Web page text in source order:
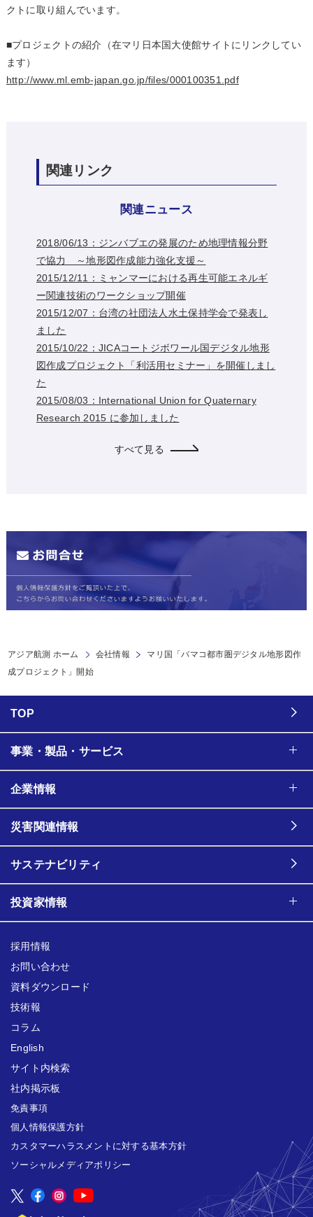
クトに取り組んでいます。
■プロジェクトの紹介（在マリ日本国大使館サイトにリンクしてい
ます）
http://www.ml.emb-japan.go.jp/files/000100351.pdf
関連リンク
関連ニュース
2018/06/13：ジンバブエの発展のため地理情報分野
で協力 ～地形図作成能力強化支援～
2015/12/11：ミャンマーにおける再生可能エネルギ
ー関連技術のワークショップ開催
2015/12/07：台湾の社団法人水土保持学会で発表し
ました
2015/10/22：JICAコートジボワール国デジタル地形
図作成プロジェクト「利活用セミナー」を開催しまし
た
2015/08/03：International Union for Quaternary
Research 2015 に参加しました
すべて見る
アジア航測 ホーム 会社情報
マリ国「バマコ都市圏デジタル地形図作
成プロジェクト」開始
TOP
事業・製品・サービス
企業情報
災害関連情報
サステナビリティ
投資家情報
採用情報
お問い合わせ
資料ダウンロード
技術報
コラム
English
サイト内検索
社内掲示板
免責事項
個人情報保護方針
カスタマーハラスメントに対する基本方針
ソーシャルメディアポリシー